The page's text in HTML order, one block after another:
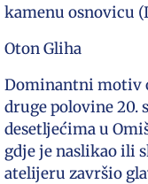
kamenu osnovicu
Oton Gliha
Dominantni motiv
druge polovine 20.
desetljećima u
gdje je naslikao ili
atelijeru završio